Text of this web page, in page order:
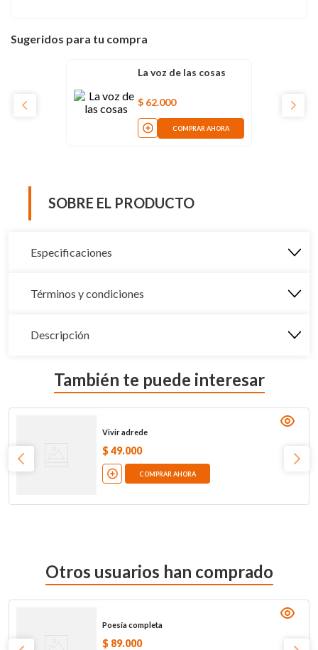
Sugeridos para tu compra
La voz de las cosas
$ 62.000
COMPRAR AHORA
SOBRE EL PRODUCTO
Especificaciones
Términos y condiciones
Descripción
También te puede interesar
Vivir adrede
$ 49.000
COMPRAR AHORA
Otros usuarios han comprado
Poesía completa
$ 89.000